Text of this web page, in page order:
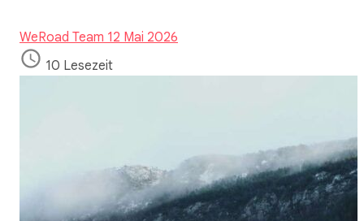
WeRoad Team 12 Mai 2026
10 Lesezeit